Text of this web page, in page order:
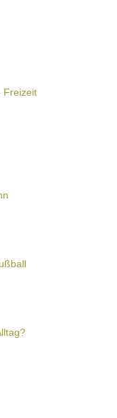
Freizeit